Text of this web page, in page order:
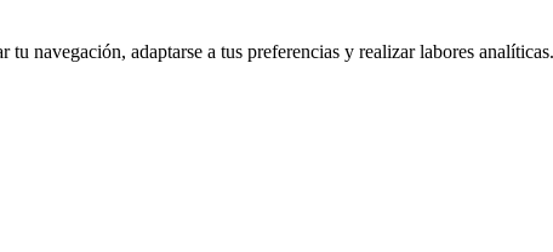
navegación, adaptarse a tus preferencias y realizar labores